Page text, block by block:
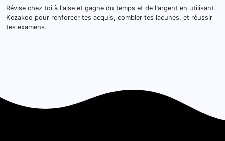
Révise chez toi à l’aise et gagne du temps et de l’argent en utilisant
Kezakoo pour renforcer tes acquis, combler tes lacunes, et réussir
tes examens.